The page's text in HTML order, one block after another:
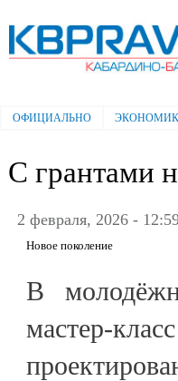
Электронная газета
Балкарская правда"
Главное меню
ОФИЦИАЛЬНО
С грантами
2 февраля, 2026 -
Новое поколение
В
мастер-